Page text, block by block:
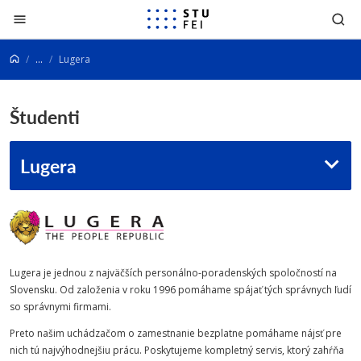
Prejsť na obsah
... Lugera
Študenti
Lugera
Lugera je jednou z najväčších personálno-poradenských spoločností na
Slovensku. Od založenia v roku 1996 pomáhame spájať tých správnych ľudí
so správnymi firmami.
Preto našim uchádzačom o zamestnanie bezplatne pomáhame nájsť pre
nich tú najvýhodnejšiu prácu. Poskytujeme kompletný servis, ktorý zahŕňa